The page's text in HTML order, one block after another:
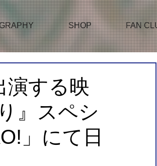
SHOP FAN
演する映
』スペシ
」にて日